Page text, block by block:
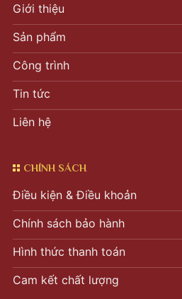
Giới thiệu
Sản phẩm
Công trình
Tin tức
Liên hệ
CHÍNH SÁCH
Điều kiện & Điều khoản
Chính sách bảo hành
Hình thức thanh toán
Cam kết chất lượng